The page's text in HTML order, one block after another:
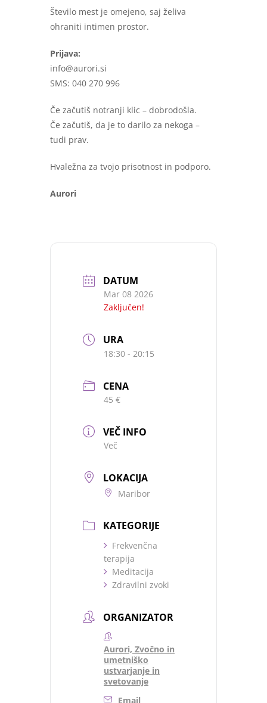
Število mest je omejeno, saj želiva
ohraniti intimen prostor.
Prijava:
info@aurori.si
SMS: 040 270 996
Če začutiš notranji klic – dobrodošla.
Če začutiš, da je to darilo za nekoga –
tudi prav.
Hvaležna za tvojo prisotnost in podporo.
Aurori
DATUM
Mar 08 2026
Zaključen!
URA
18:30 - 20:15
CENA
45 €
VEČ INFO
Več
LOKACIJA
Maribor
KATEGORIJE
Frekvenčna
terapija
Meditacija
Zdravilni zvoki
ORGANIZATOR
Aurori, Zvočno in
umetniško
ustvarjanje in
svetovanje
Email